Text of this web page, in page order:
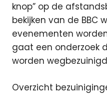
knop” op de
bekijken van de BBC
evenementen
gaat een onderzoek
worden
Overzicht